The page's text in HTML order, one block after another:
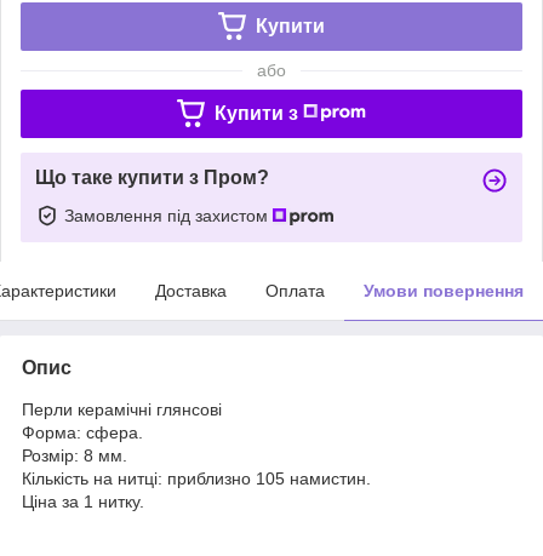
Купити
або
Купити з
Що таке купити з Пром?
Замовлення під захистом
Доставка Оплата Умови повернення
Опис
Перли керамічні глянсові
Форма: сфера.
Розмір: 8 мм.
Кількість на нитці: приблизно 105 намистин.
Ціна за 1 нитку.